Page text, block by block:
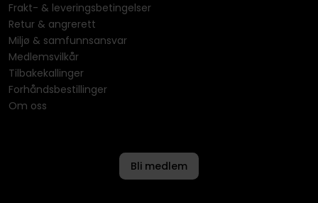
Frakt- & leveringsbetingelser
Retur & angrerett
Miljø & samfunnsansvar
Medlemsvilkår
Tilbakekallinger
Forhåndsbestillinger
Om oss
Bli medlem